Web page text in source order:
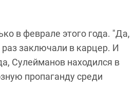
в феврале этого года. "Да,
заключали в карцер. И
Сулейманов находился в
пропаганду среди